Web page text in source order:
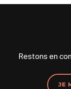
Restons en
JE